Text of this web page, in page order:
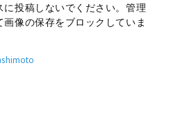
Edition
に投稿しないでください。管理
像の保存をブロックしていま